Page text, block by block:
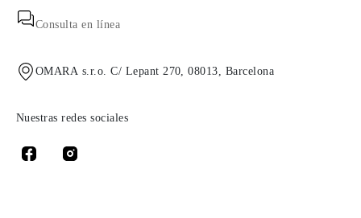
Consulta en línea
OMARA s.r.o. C/ Lepant 270, 08013, Barcelona
Nuestras redes sociales